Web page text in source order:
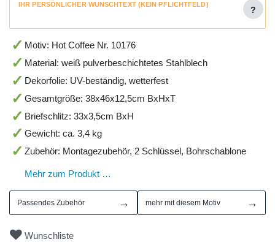
IHR PERSÖNLICHER WUNSCHTEXT (KEIN PFLICHTFELD)
?
Motiv: Hot Coffee Nr. 10176
Material: weiß pulverbeschichtetes Stahlblech
Dekorfolie: UV-beständig, wetterfest
Gesamtgröße: 38x46x12,5cm BxHxT
Briefschlitz: 33x3,5cm BxH
Gewicht: ca. 3,4 kg
Zubehör: Montagezubehör, 2 Schlüssel, Bohrschablone
Mehr zum Produkt …
Passendes Zubehör → mehr mit diesem Motiv →
Wunschliste